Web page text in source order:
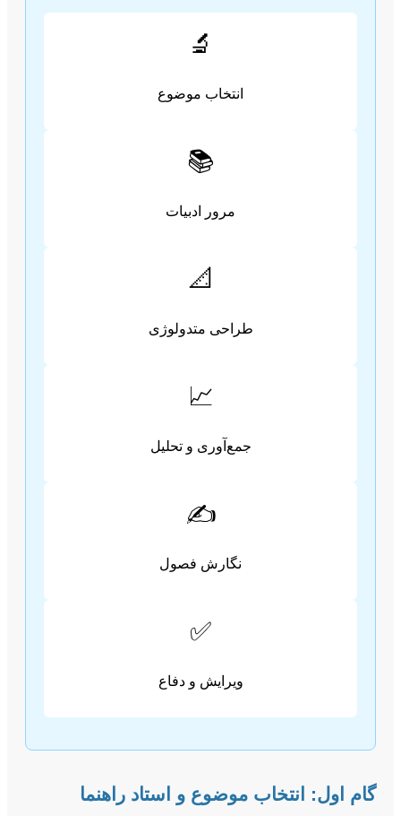
🔬
انتخاب موضوع
📚
مرور ادبیات
📐
طراحی متدولوژی
📈
جمع‌آوری و تحلیل
✍️
نگارش فصول
✅
ویرایش و دفاع
گام اول: انتخاب موضوع و استاد راهنما